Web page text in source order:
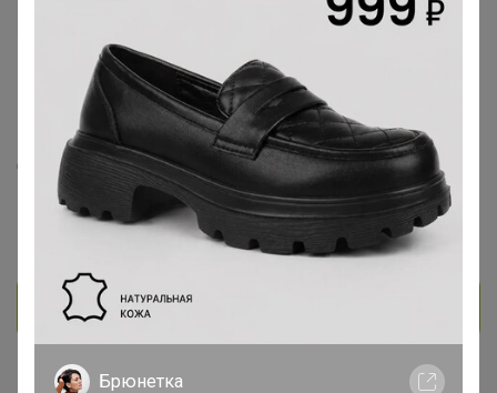
81 3 75
На сайте 7 августа, 2026 20:51
День рождения 27 ноября
Красноярск
В клубе с 9 августа 2014 г.
Личное сообщение
Брюнетка